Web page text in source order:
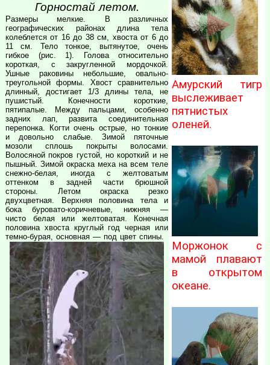
Горностай летом.
Размеры мелкие. В различных
географических районах длина тела
колеблется от 16 до 38 см, хвоста от 6 до
11 см. Тело тонкое, вытянутое, очень
гибкое (рис. 1). Голова относительно
короткая, с закругленной мордочкой.
Ушные раковины небольшие, овально-
треугольной формы. Хвост сравнительно
длинный, достигает 1/3 длины тела, не
пушистый. Конечности короткие,
пятипалые. Между пальцами, особенно
задних лап, развита соединительная
перепонка. Когти очень острые, но тонкие
и довольно слабые. Зимой пяточные
мозоли сплошь покрыты волосами.
Волосяной покров густой, но короткий и не
пышный. Зимой окраска меха на всем теле
снежно-белая, иногда с желтоватым
оттенком в задней части брюшной
стороны. Летом окраска резко
двухцветная. Верхняя половина тела и
бока буровато-коричневые, нижняя —
чисто белая или желтоватая. Конечная
половина хвоста круглый год черная или
темно-бурая, основная — под цвет спины.
Амурский тигр
выслеживает
пятнистых
оленей.
Моржонок с
мамой плавают
в открытом
океане.